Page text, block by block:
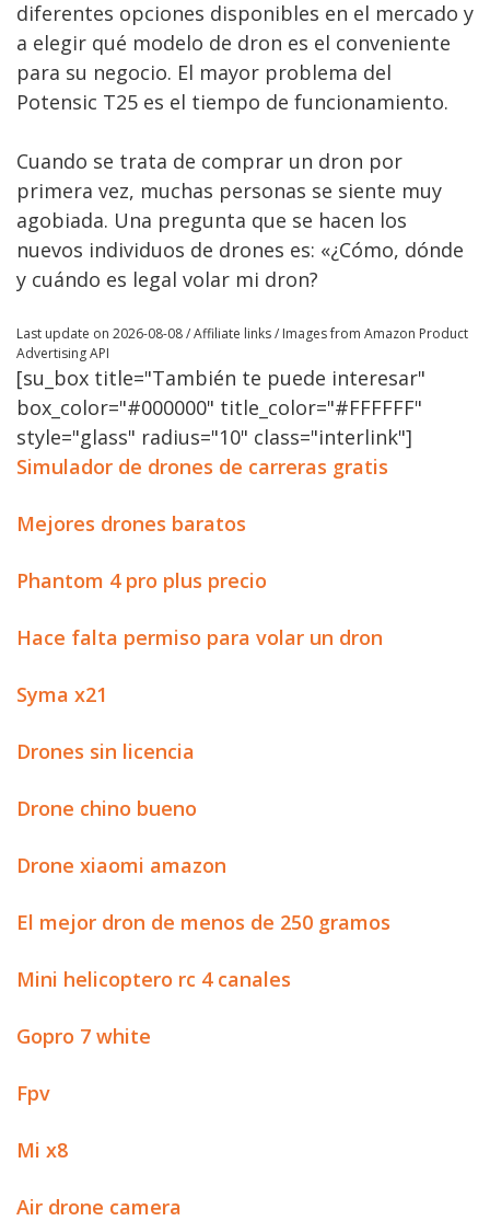
diferentes opciones disponibles en el mercado y
a elegir qué modelo de dron es el conveniente
para su negocio. El mayor problema del
Potensic T25 es el tiempo de funcionamiento.
Cuando se trata de comprar un dron por
primera vez, muchas personas se siente muy
agobiada. Una pregunta que se hacen los
nuevos individuos de drones es: «¿Cómo, dónde
y cuándo es legal volar mi dron?
Last update on 2026-08-08 / Affiliate links / Images from Amazon Product
Advertising API
[su_box title="También te puede interesar"
box_color="#000000" title_color="#FFFFFF"
style="glass" radius="10" class="interlink"]
Simulador de drones de carreras gratis
Mejores drones baratos
Phantom 4 pro plus precio
Hace falta permiso para volar un dron
Syma x21
Drones sin licencia
Drone chino bueno
Drone xiaomi amazon
El mejor dron de menos de 250 gramos
Mini helicoptero rc 4 canales
Gopro 7 white
Fpv
Mi x8
Air drone camera